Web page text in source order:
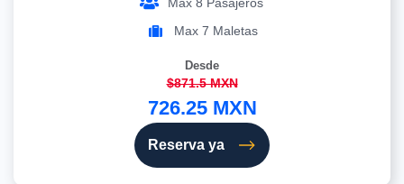
Max 8 Pasajeros
Max 7 Maletas
Desde
$871.5 MXN
726.25 MXN
Reserva ya